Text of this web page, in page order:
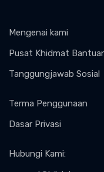
Mengenai kami
Pusat Khidmat
Tanggungjawab Sosial
Terma Penggunaan
Dasar Privasi
Hubungi Kami: